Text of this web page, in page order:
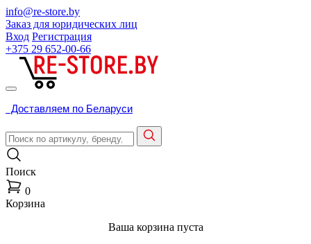
info@re-store.by
Заказ для юридических лиц
Вход Регистрация
+375 29 652-00-66
Доставляем по Беларуси
Поиск
0
Корзина
Ваша корзина пуста